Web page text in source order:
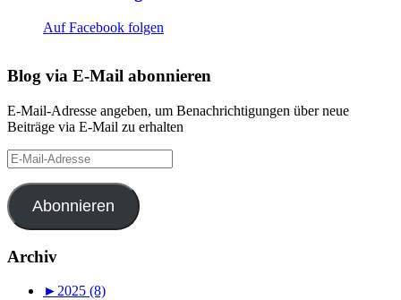
Auf Facebook folgen
Blog via E-Mail abonnieren
E-Mail-Adresse angeben, um Benachrichtigungen über neue
Beiträge via E-Mail zu erhalten
E-
Mail-
Adresse
Abonnieren
Archiv
►2025 (8)